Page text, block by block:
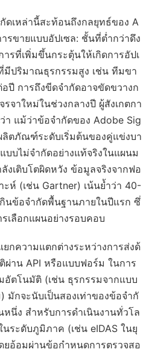
ดเหล่านี้สะท้อนถึงกลยุทธ์ของ A
รขายแบบอัปเซล: ชั้นที่ต่ำกว่าดึง
รที่เพิ่มขึ้นกระตุ้นให้เกิดการอัปเ
มีปริมาณธุรกรรมสูง เช่น ทีมขา
ปี การถึงขีดจำกัดอาจขัดขวางก
รจาใหม่ในช่วงกลางปี ผู้สังเกตกา
แม้ว่าข้อจำกัดของ Adobe Sig
ลิตภัณฑ์ระดับเริ่มต้นของคู่แข่งบา
บบไม่จำกัดอย่างแท้จริงในแผนม
งเติบโตผิดหวัง ข้อมูลจริงจากฟอ
ะห์ (เช่น Gartner) เน้นย้ำว่า 40-
นข้อจำกัดพื้นฐานภายในปีแรก ซึ่
เลือกแผนอย่างรอบคอบ
กความแตกต่างระหว่างการส่งด้
ผ่าน API หรือแบบฟอร์ม ในการ
อัตโนมัติ (เช่น ธุรกรรมจากแบบ
มักจะนับเป็นสองเท่าของข้อจำกั
นึ่ง สำหรับการดำเนินงานทั่วโล
ระดับภูมิภาค (เช่น eIDAS ในยุ
อ้อมผ่านข้อกำหนดการตรวจสอ